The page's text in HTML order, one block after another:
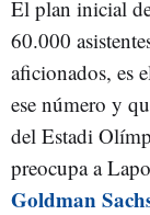
El plan inicial
60.000
aficionados, es
ese número y
del Estadi
preocupa a
Goldman